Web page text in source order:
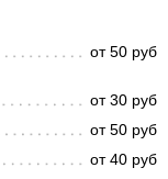
от 50 руб
от 30 руб
от 50 руб
от 40 руб